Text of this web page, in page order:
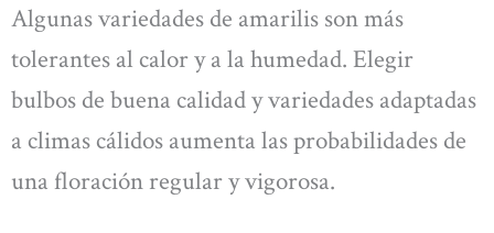
Algunas variedades de amarilis son más
tolerantes al calor y a la humedad. Elegir
bulbos de buena calidad y variedades adaptadas
a climas cálidos aumenta las probabilidades de
una floración regular y vigorosa.